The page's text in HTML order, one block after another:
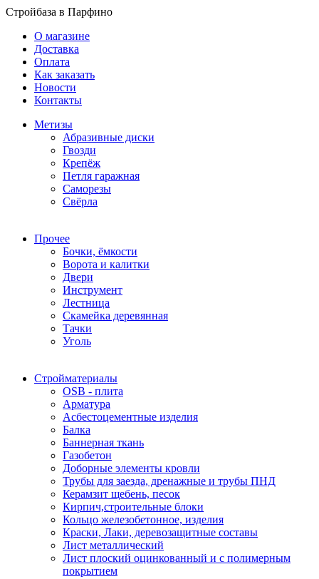
Стройбаза в Парфино
О магазине
Доставка
Оплата
Как заказать
Новости
Контакты
Метизы
Абразивные диски
Гвозди
Крепёж
Петля гаражная
Саморезы
Свёрла
Прочее
Бочки, ёмкости
Ворота и калитки
Двери
Инструмент
Лестница
Скамейка деревянная
Тачки
Уголь
Стройматериалы
OSB - плита
Арматура
Асбестоцементные изделия
Балка
Баннерная ткань
Газобетон
Доборные элементы кровли
Трубы для заезда, дренажные и трубы ПНД
Керамзит щебень, песок
Кирпич,строительные блоки
Кольцо железобетонное, изделия
Краски, Лаки, деревозащитные составы
Лист металлический
Лист плоский оцинкованный и с полимерным
покрытием